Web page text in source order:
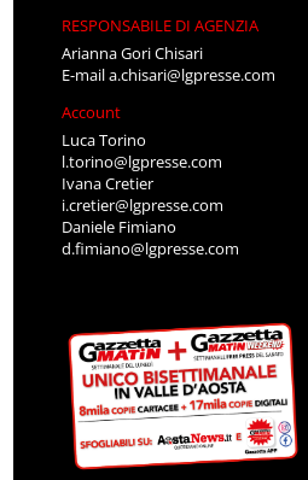
RESPONSABILE DI AGENZIA
Arianna Gori Chisari
E-maila.chisari@lgpresse.com
Account
Luca Torino
l.torino@lgpresse.com
Ivana Cretier
i.cretier@lgpresse.com
Daniele Fimiano
d.fimiano@lgpresse.com